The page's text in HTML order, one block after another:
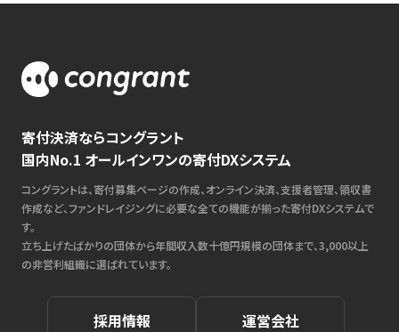
寄付決済ならコングラント
国内No.1 オールインワンの寄付DXシステム
コングラントは、寄付募集ページの作成、オンライン決済、支援者管理、領収書
作成など、ファンドレイジングに必要な全ての機能が揃った寄付DXシステムで
す。
立ち上げたばかりの団体から年間収入数十億円規模の団体まで、3,000以上
の非営利組織に選ばれています。
採用情報 運営会社